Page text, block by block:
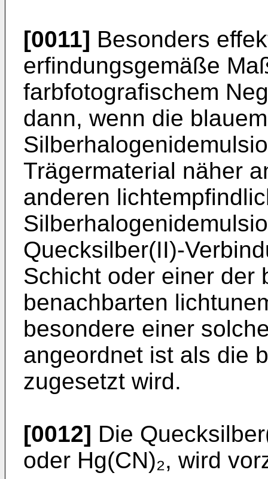
[0011] Besonders
erfindungsgemäße
farbfotografischem
dann, wenn die
Trägermaterial näher
anderen
Quecksilber(II)-
Schicht oder einer der
benachbarten
besondere einer
angeordnet ist als die
zugesetzt wird.
[0012] Die
oder Hg(CN)₂, wird